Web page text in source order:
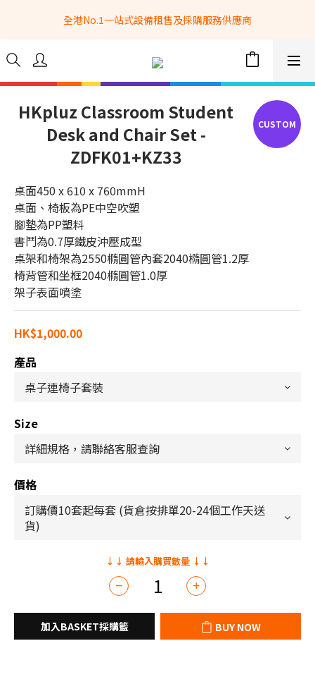
全港No.1一站式設備租售及採購服務供應商
全港No.1一站式設備租售及採購服務供應商
選購現貨產品全單滿$3500自家專送免運費 (只限網站落單, 不適用
於急單, 訂制產品, 屏風, 籠車, 舞台等)
info@hkbasket.com
全港No.1一站式設備租售及採購服務供應商
HKpluz Classroom Student
Desk and Chair Set -
ZDFK01+KZ33
桌面450 x 610 x 760mmH
桌面、椅板為PE中空吹塑
腳墊為PP塑料
書鬥為0.7厚鐵皮沖壓成型
桌架和椅架為2550橢圓管內套2040橢圓管1.2厚
椅背管和坐框2040橢圓管1.0厚
架子表面噴塗
HK$1,000.00
產品
Size
價格
BUY NOW